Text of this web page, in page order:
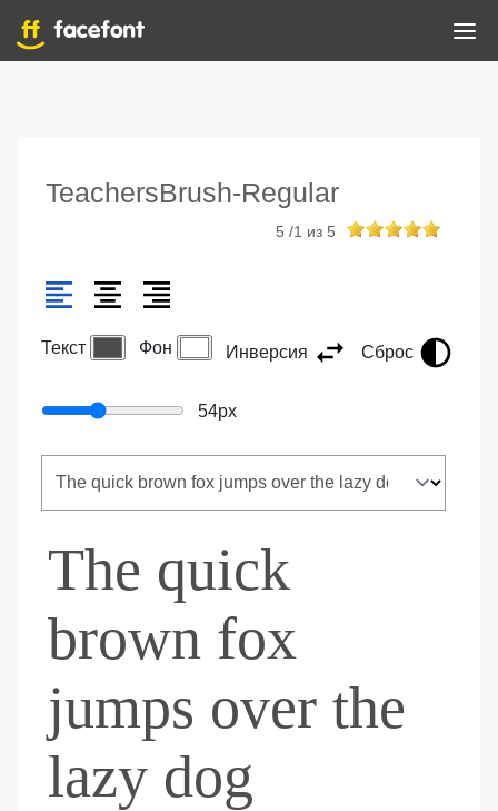
TeachersBrush-Regular
5 /1 из 5
Текст Фон Инверсия Сброс
54px
The quick
brown fox
jumps over the
lazy dog